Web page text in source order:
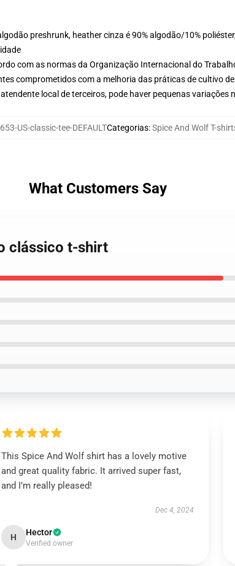
preshrunk, heather cinza é 90% algodão/10%
com as normas da Organização Internacional do
comprometidos com a melhoria das práticas de cultivo
local de terceiros, pode haver pequenas variações
US-classic-tee-DEFAULTCategorias:Spice And Wolf T-
What Customers Say
clássico t-shirt
This Spice And Wolf shirt has a lovely motive
and great quality fabric. It arrived super fast,
and I’m really pleased!
Dec 4, 2024
H Hector
Verified owner